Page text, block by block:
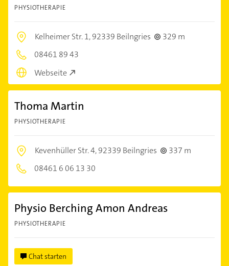
PHYSIOTHERAPIE
Kelheimer Str. 1,92339 Beilngries
329 m
08461 89 43
Webseite
Thoma Martin
PHYSIOTHERAPIE
Kevenhüller Str. 4,92339 Beilngries
337 m
08461 6 06 13 30
Physio Berching Amon Andreas
PHYSIOTHERAPIE
Chat starten